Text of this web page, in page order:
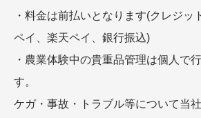
・料金は前払いとなります(クレジッ
ペイ、楽天ペイ、銀行振込)
・農業体験中の貴重品管理は個人で
す。
ケガ・事故・トラブル等について当